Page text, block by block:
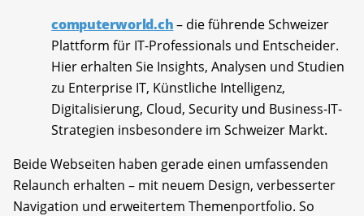
computerworld.ch– die führende Schweizer
Plattform für IT-Professionals und Entscheider.
Hier erhalten Sie Insights, Analysen und Studien
zu Enterprise IT, Künstliche Intelligenz,
Digitalisierung, Cloud, Security und Business-IT-
Strategien insbesondere im Schweizer Markt.
Beide Webseiten haben gerade einen umfassenden
Relaunch erhalten – mit neuem Design, verbesserter
Navigation und erweitertem Themenportfolio. So